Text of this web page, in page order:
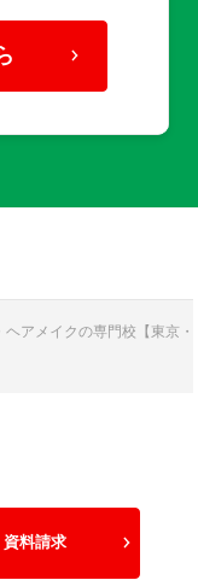
アメイクの専門校【東京
資料請求